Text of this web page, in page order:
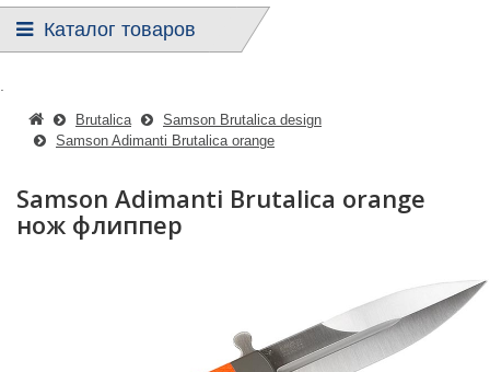
Каталог товаров
Brutalica
Samson Brutalica design
Samson Adimanti Brutalica orange
Samson Adimanti Brutalica orange
нож флиппер